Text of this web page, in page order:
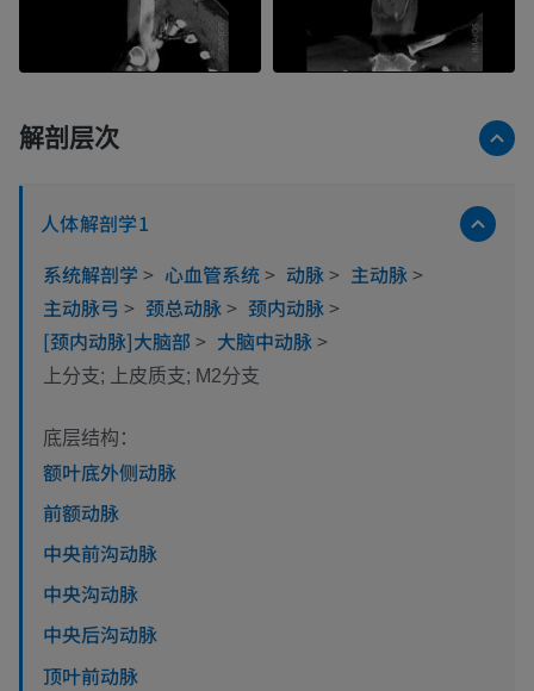
解剖层次
人体解剖学1
系统解剖学 > 心血管系统> 动脉> 主动脉>
主动脉弓 > 颈总动脉> 颈内动脉>
[颈内动脉]大脑部 > 大脑中动脉>
上分支; 上皮质支; M2分支
底层结构：
额叶底外侧动脉
前额动脉
中央前沟动脉
中央沟动脉
中央后沟动脉
顶叶前动脉